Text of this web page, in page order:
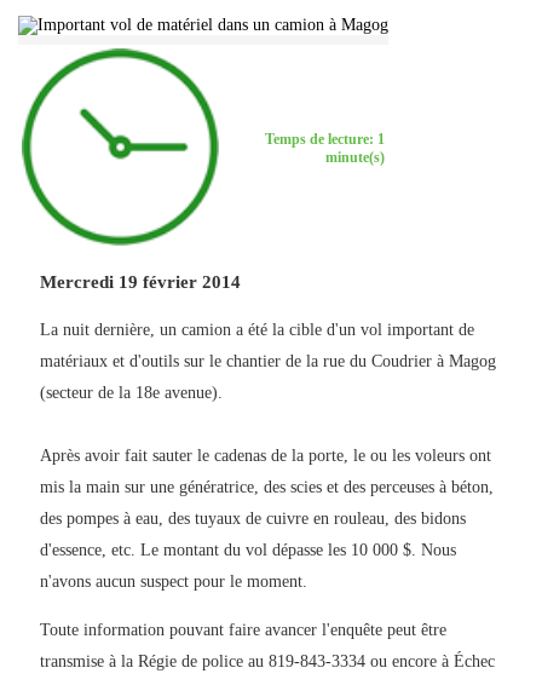
Temps de lecture: 1
minute(s)
Mercredi 19 février 2014
La nuit dernière, un camion a été la cible d'un vol important de
matériaux et d'outils sur le chantier de la rue du Coudrier à Magog
(secteur de la 18e avenue).
Après avoir fait sauter le cadenas de la porte, le ou les voleurs ont
mis la main sur une génératrice, des scies et des perceuses à béton,
des pompes à eau, des tuyaux de cuivre en rouleau, des bidons
d'essence, etc. Le montant du vol dépasse les 10 000 $. Nous
n'avons aucun suspect pour le moment.
Toute information pouvant faire avancer l'enquête peut être
transmise à la Régie de police au 819-843-3334 ou encore à Échec